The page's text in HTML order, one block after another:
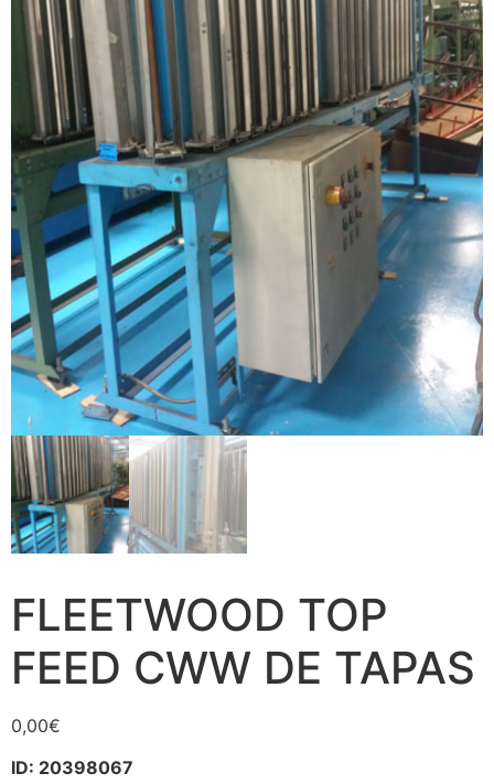
FLEETWOOD TOP
FEED CWW DE TAPAS
0,00€
ID: 20398067